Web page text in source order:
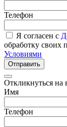
Телефон
Я согласен с
обработку своих
Условиями
Отправить
Откликнуться на
Имя
Телефон